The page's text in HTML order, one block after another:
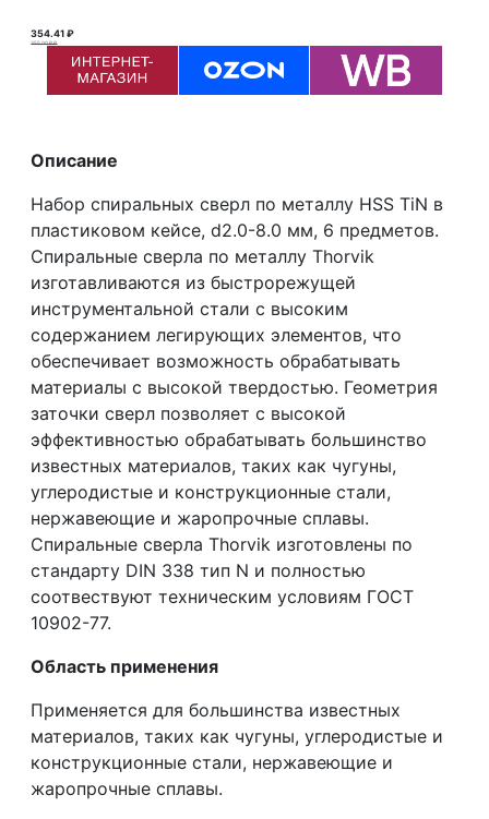
354.41 ₽
355.00 ₽ ₽
Описание
Набор спиральных сверл по металлу HSS TiN в
пластиковом кейсе, d2.0-8.0 мм, 6 предметов.
Спиральные сверла по металлу Thorvik
изготавливаются из быстрорежущей
инструментальной стали с высоким
содержанием легирующих элементов, что
обеспечивает возможность обрабатывать
материалы с высокой твердостью. Геометрия
заточки сверл позволяет с высокой
эффективностью обрабатывать большинство
известных материалов, таких как чугуны,
углеродистые и конструкционные стали,
нержавеющие и жаропрочные сплавы.
Спиральные сверла Thorvik изготовлены по
стандарту DIN 338 тип N и полностью
соотвествуют техническим условиям ГОСТ
10902-77.
Область применения
Применяется для большинства известных
материалов, таких как чугуны, углеродистые и
конструкционные стали, нержавеющие и
жаропрочные сплавы.